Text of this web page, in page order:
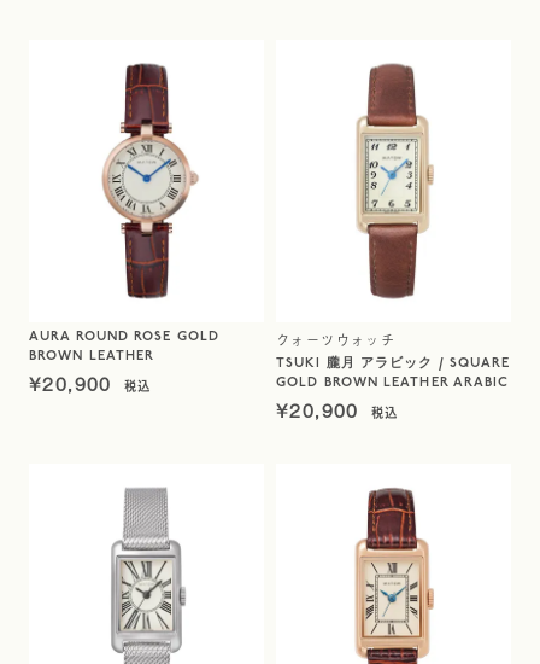
AURA ROUND ROSE GOLD
BROWN LEATHER
¥20,900
クォーツウォッチ
TSUKI 朧月 アラビック / SQUARE
GOLD BROWN LEATHER ARABIC
¥20,900